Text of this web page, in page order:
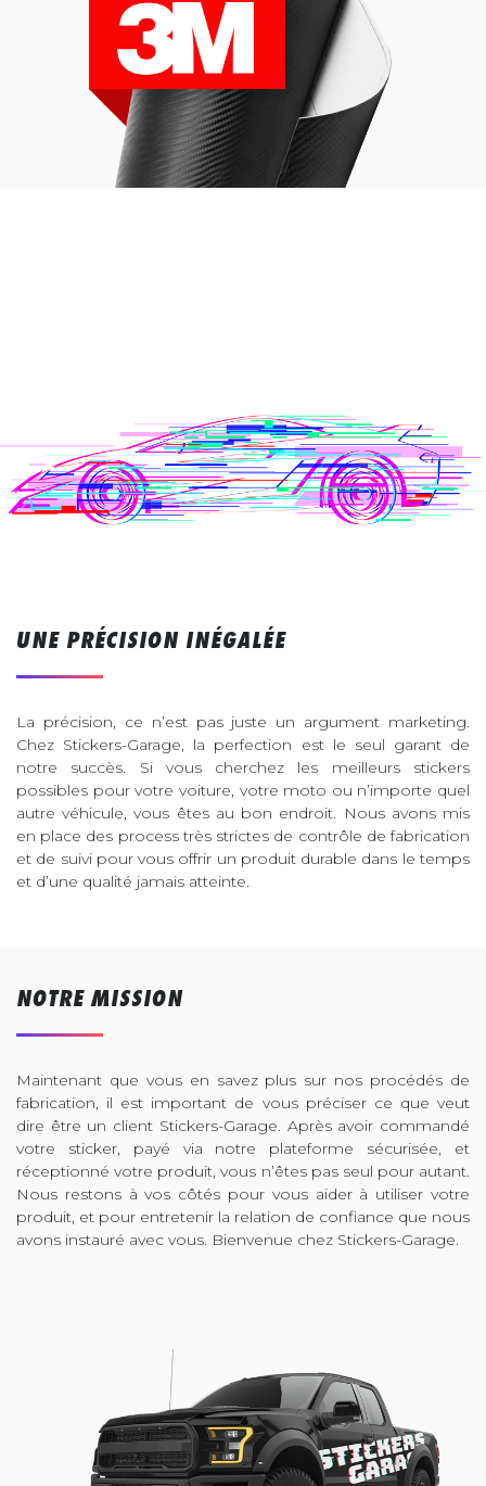
UNE PRÉCISION INÉGALÉE
La précision, ce n’est pas juste un argument marketing.
Chez Stickers-Garage, la perfection est le seul garant de
notre succès. Si vous cherchez les meilleurs stickers
possibles pour votre voiture, votre moto ou n’importe quel
autre véhicule, vous êtes au bon endroit. Nous avons mis
en place des process très strictes de contrôle de fabrication
et de suivi pour vous offrir un produit durable dans le temps
et d’une qualité jamais atteinte.
NOTRE MISSION
Maintenant que vous en savez plus sur nos procédés de
fabrication, il est important de vous préciser ce que veut
dire être un client Stickers-Garage. Après avoir commandé
votre sticker, payé via notre plateforme sécurisée, et
réceptionné votre produit, vous n’êtes pas seul pour autant.
Nous restons à vos côtés pour vous aider à utiliser votre
produit, et pour entretenir la relation de confiance que nous
avons instauré avec vous. Bienvenue chez Stickers-Garage.